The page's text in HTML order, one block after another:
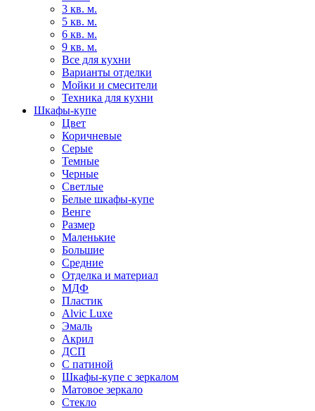
3 кв. м.
5 кв. м.
6 кв. м.
9 кв. м.
Все для кухни
Варианты отделки
Мойки и смесители
Техника для кухни
Шкафы-купе
Цвет
Коричневые
Серые
Темные
Черные
Светлые
Белые шкафы-купе
Венге
Размер
Маленькие
Большие
Средние
Отделка и материал
МДФ
Пластик
Alvic Luxe
Эмаль
Акрил
ДСП
С патиной
Шкафы-купе с зеркалом
Матовое зеркало
Стекло